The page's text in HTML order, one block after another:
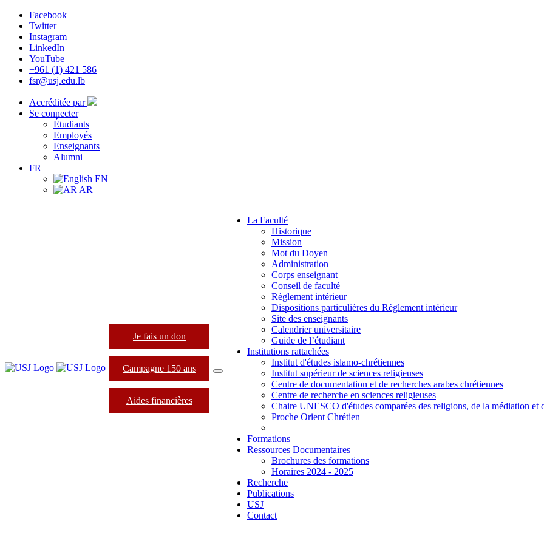
Facebook
Twitter
Instagram
LinkedIn
YouTube
+961 (1) 421 586
fsr@usj.edu.lb
Accréditée par
Se connecter
Étudiants
Employés
Enseignants
Alumni
FR
EN
AR
Je fais un don
Campagne 150 ans
Aides financières
La Faculté
Historique
Mission
Mot du Doyen
Administration
Corps enseignant
Conseil de faculté
Règlement intérieur
Dispositions particulières du Règlement intérieur
Site des enseignants
Calendrier universitaire
Guide de l’étudiant
Institutions rattachées
Institut d'études islamo-chrétiennes
Institut supérieur de sciences religieuses
Centre de documentation et de recherches arabes chrétiennes
Centre de recherche en sciences religieuses
Chaire UNESCO d'études comparées des religions, de la médiation et
Proche Orient Chrétien
Formations
Ressources Documentaires
Brochures des formations
Horaires 2024 - 2025
Recherche
Publications
USJ
Contact